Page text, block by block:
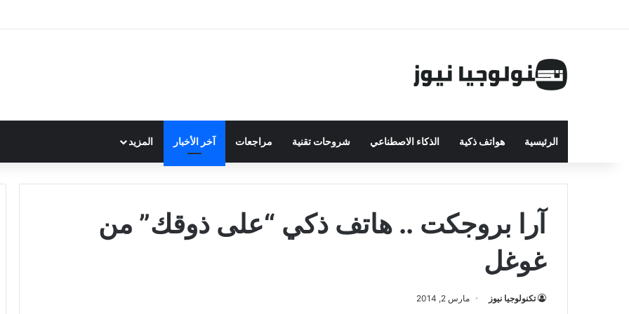
الرئيسية هواتف ذكية الذكاء الاصطناعي شروحات تقنية مراجعات آخر الأخبار المزيد
آرا بروجكت .. هاتف ذكي “على ذوقك” من
غوغل
تكنولوجيا نيوز مارس 2, 2014